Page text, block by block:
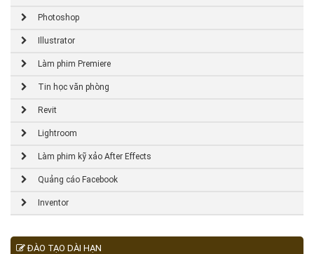
Photoshop
Illustrator
Làm phim Premiere
Tin học văn phòng
Revit
Lightroom
Làm phim kỹ xảo After Effects
Quảng cáo Facebook
Inventor
ĐÀO TẠO DÀI HẠN